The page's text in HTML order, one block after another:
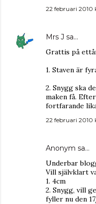
22 februari 2010
Mrs J sa…
Grattis på
1. Staven är
2. Snygg ska
maken få.
fortfarande
22 februari 2010
Anonym sa…
Underbar
Vill självklart
1. 4cm
2. Snygg, vill
fyller nu den